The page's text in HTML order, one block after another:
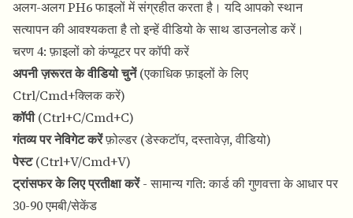
अलग-अलग PH6 फाइलों में संग्रहीत करता है। यदि आपको स्थान
सत्यापन की आवश्यकता है तो इन्हें वीडियो के साथ डाउनलोड करें।
चरण 4: फ़ाइलों को कंप्यूटर पर कॉपी करें
अपनी ज़रूरत के वीडियो चुनें(एकाधिक फ़ाइलों के लिए
Ctrl/Cmd+क्लिक करें)
कॉपी(Ctrl+C/Cmd+C)
गंतव्य पर नेविगेट करेंफ़ोल्डर (डेस्कटॉप, दस्तावेज़, वीडियो)
पेस्ट(Ctrl+V/Cmd+V)
ट्रांसफर के लिए प्रतीक्षा करें- सामान्य गति: कार्ड की गुणवत्ता के आधार पर
30-90 एमबी/सेकेंड